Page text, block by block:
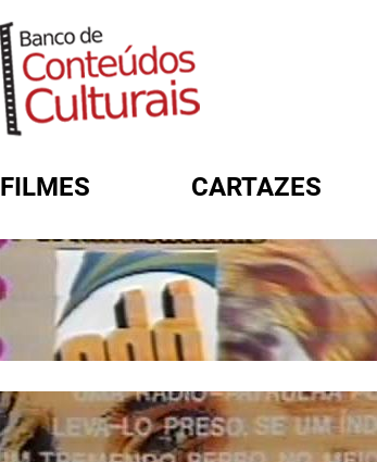
FILMES CARTAZES
FORMULÁRIO DE BUSCA